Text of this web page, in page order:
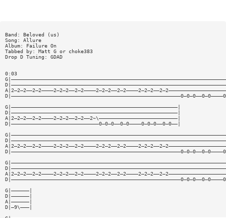
Band: Beloved (us)
Song: Allure
Album: Failure On
Tabbed by: Matt G or choke383
Drop D Tuning: GDAD
0:03
G|———————————————————————————————————————————————————————|
D|———————————————————————————————————————————————————————|
A|2—2—2——2—2————2—2—2——2—2——2~\——————————————————————————|
D|—————————————————————————————0—0—0——0—0————0—0—0——0—0——|
G|——————|
D|——————|
A|——————|
D|—9\———|